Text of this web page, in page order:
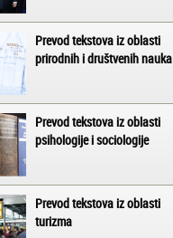
Prevod tekstova iz oblasti
prirodnih i društvenih nauka
Prevod tekstova iz oblasti
psihologije i sociologije
Prevod tekstova iz oblasti
turizma